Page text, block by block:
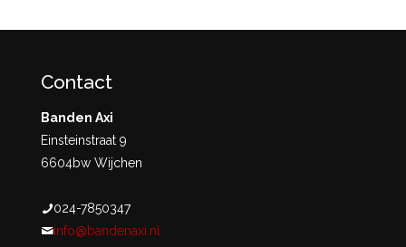
Contact
Banden Axi
Einsteinstraat 9
6604bw Wijchen
024-7850347
info@bandenaxi.nl